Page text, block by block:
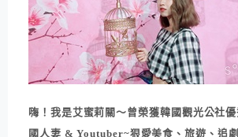
嗨！我是艾蜜莉關～曾榮獲韓國觀光公社
國人妻 & Youtuber~狠愛美食、旅遊、追